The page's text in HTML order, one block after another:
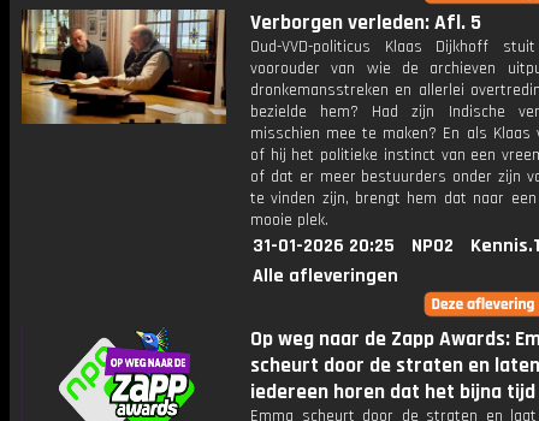
Verborgen verleden: Afl. 5
Oud-VVD-politicus Klaas Dijkhoff
voorouder van wie de archieven
dronkemansstreken en allerlei
bezielde hem? Had zijn Indische
misschien mee te maken? En als Klaas
of hij het politieke instinct van een
of dat er meer bestuurders onder zijn
te vinden zijn, brengt hem dat naar
mooie plek.
31-01-2026 20:25 NPO2
Alle afleveringen
Op weg naar de Zapp Awards:
scheurt door de straten en laten
iedereen horen dat het bijna tijd
Emma scheurt door de straten en